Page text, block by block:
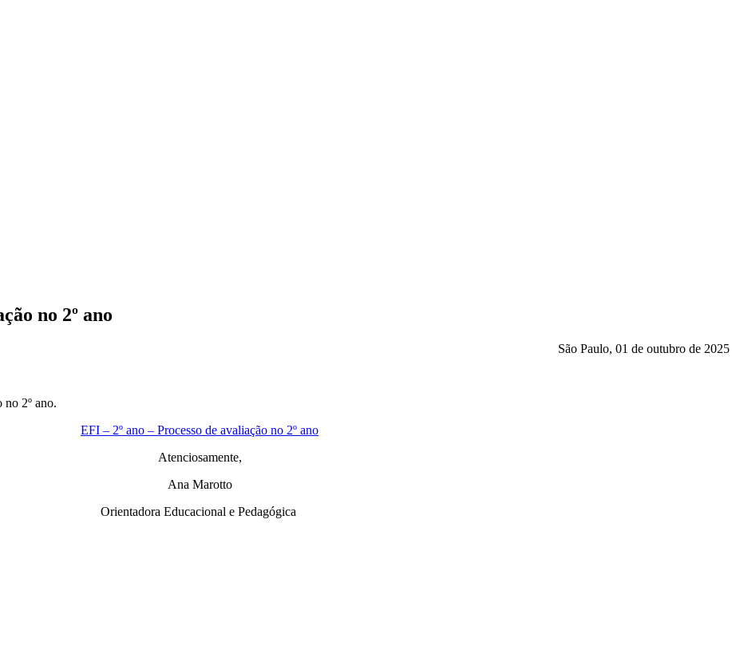
no 2º ano
São Paulo, 01 de outubro de 2025
no 2º ano.
EFI – 2º ano – Processo de avaliação no 2º ano
Atenciosamente,
Ana Marotto
Orientadora Educacional e Pedagógica